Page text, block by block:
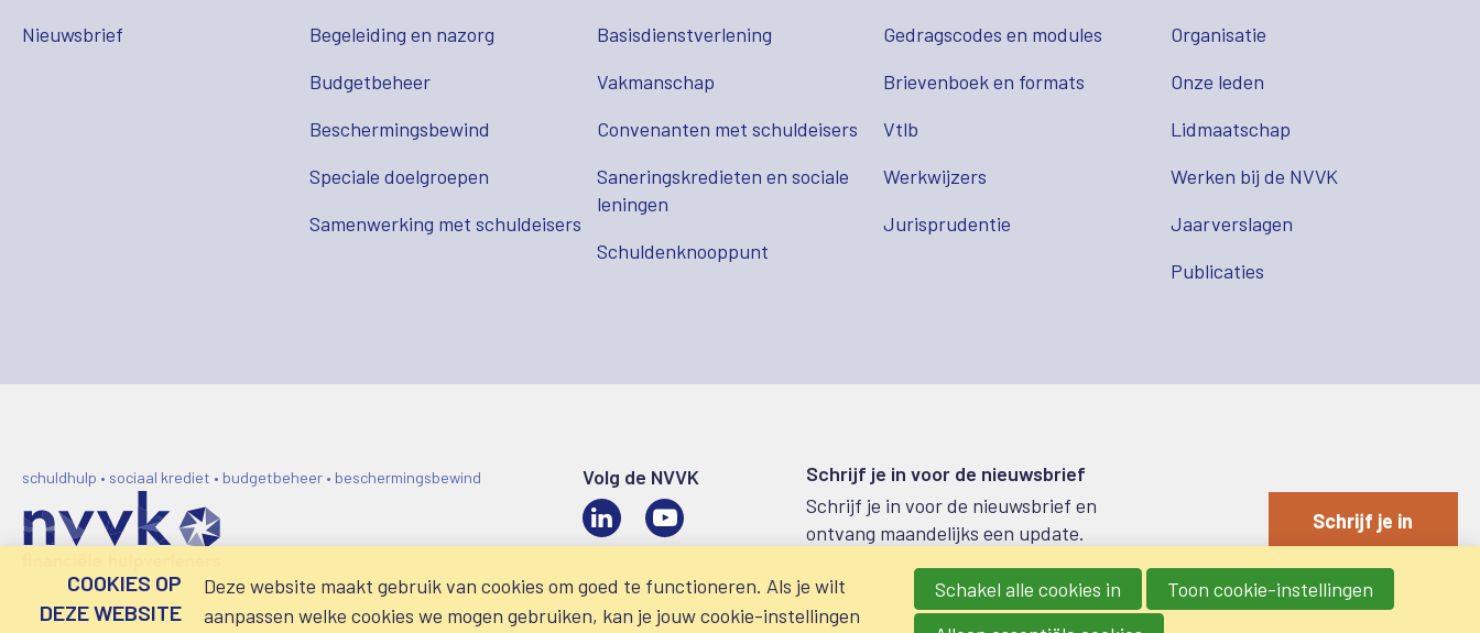
Nieuwsbrief
Begeleiding en nazorg
Budgetbeheer
Beschermingsbewind
Speciale doelgroepen
Samenwerking met schuldeisers
Basisdienstverlening
Vakmanschap
Convenanten met schuldeisers
Saneringskredieten en sociale
leningen
Schuldenknooppunt
Gedragscodes en modules
Brievenboek en formats
Vtlb
Werkwijzers
Jurisprudentie
Organisatie
Onze leden
Lidmaatschap
Werken bij de NVVK
Jaarverslagen
Publicaties
schuldhulp • sociaal krediet • budgetbeheer • beschermingsbewind
Volg de NVVK
LinkedIn
Schrijf je in voor de nieuwsbrief
Schrijf je in voor de nieuwsbrief en
ontvang maandelijks een update.
Schrijf je in
COOKIES OP
DEZE WEBSITE
Deze website maakt gebruik van cookies om goed te functioneren. Als je wilt
aanpassen welke cookies we mogen gebruiken, kan je jouw cookie-instellingen
Schakel alle cookies in
Toon cookie-instellingen